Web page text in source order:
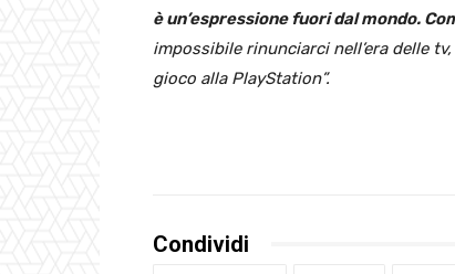
è un’espressione fuori dal mondo.
impossibile rinunciarci nell’era delle
gioco alla PlayStation”.
Condividi